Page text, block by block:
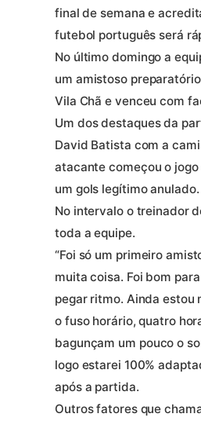
final de semana e
futebol português será
No último domingo a
um amistoso
Vila Chã e venceu com
Um dos destaques da
David Batista com a
atacante começou o
um gols legítimo anulado.
No intervalo o treinador
toda a equipe.
“Foi só um primeiro
muita coisa. Foi bom
pegar ritmo. Ainda estou
o fuso horário, quatro
bagunçam um pouco o
logo estarei 100%
após a partida.
Outros fatores que